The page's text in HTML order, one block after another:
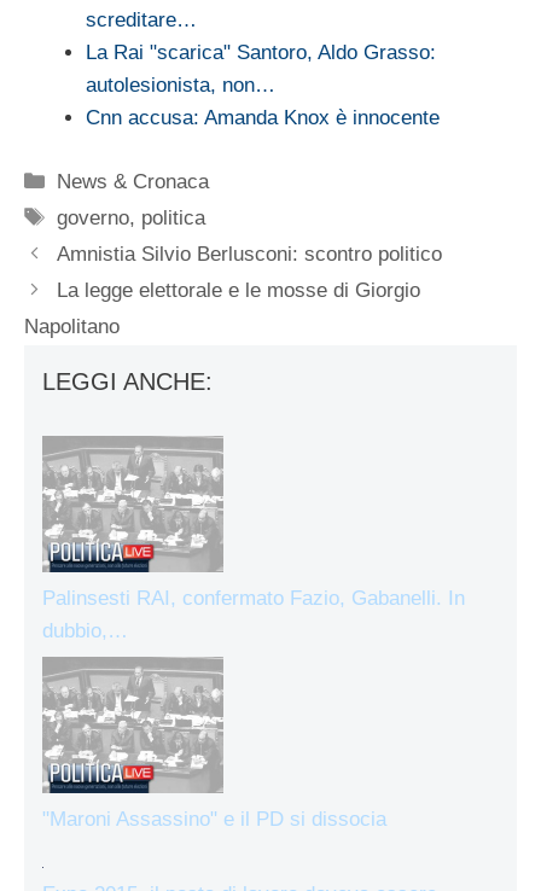
screditare…
La Rai "scarica" Santoro, Aldo Grasso:
autolesionista, non…
Cnn accusa: Amanda Knox è innocente
Categorie
News & Cronaca
Tag
governo, politica
Amnistia Silvio Berlusconi: scontro politico
La legge elettorale e le mosse di Giorgio
Napolitano
LEGGI ANCHE:
Palinsesti RAI, confermato Fazio, Gabanelli. In
dubbio,…
"Maroni Assassino" e il PD si dissocia